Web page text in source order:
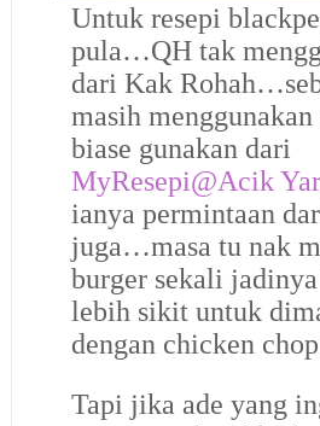
Untuk resepi
pula…QH tak
dari Kak
masih
biase gunakan dari
MyResepi@Acik
ianya permintaan
juga…masa tu nak
burger sekali
lebih sikit untuk
dengan chicken
Tapi jika ade yang